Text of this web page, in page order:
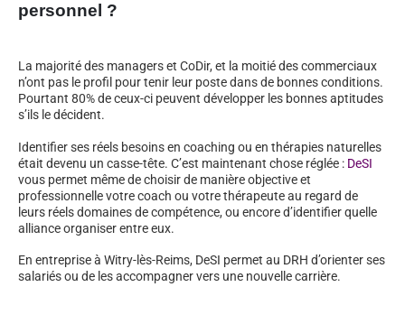
personnel ?
La majorité des managers et CoDir, et la moitié des commerciaux
n’ont pas le profil pour tenir leur poste dans de bonnes conditions.
Pourtant 80% de ceux-ci peuvent développer les bonnes aptitudes
s’ils le décident.
Identifier ses réels besoins en coaching ou en thérapies naturelles
était devenu un casse-tête. C’est maintenant chose réglée : DeSI
vous permet même de choisir de manière objective et
professionnelle votre coach ou votre thérapeute au regard de
leurs réels domaines de compétence, ou encore d’identifier quelle
alliance organiser entre eux.
En entreprise à Witry-lès-Reims, DeSI permet au DRH d’orienter ses
salariés ou de les accompagner vers une nouvelle carrière.